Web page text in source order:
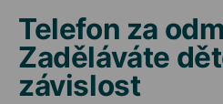
Telefon za
Zaděláváte
závislost